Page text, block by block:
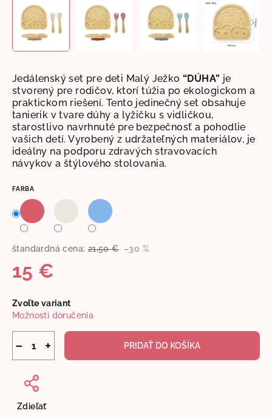
Jedálenský set pre deti Malý Ježko “DÚHA” je
stvorený pre rodičov, ktorí túžia po ekologickom a
praktickom riešení. Tento jedinečný set obsahuje
tanierik v tvare dúhy a lyžičku s vidličkou,
starostlivo navrhnuté pre bezpečnosť a pohodlie
vašich detí. Vyrobený z udržateľných materiálov, je
ideálny na podporu zdravých stravovacích
návykov a štýlového stolovania.
FARBA
štandardná cena: 21,50 € –30 %
15 €
cena:
Zvoľte variant
Možnosti doručenia
+
− PRIDAŤ DO KOŠÍKA
Zdieľať